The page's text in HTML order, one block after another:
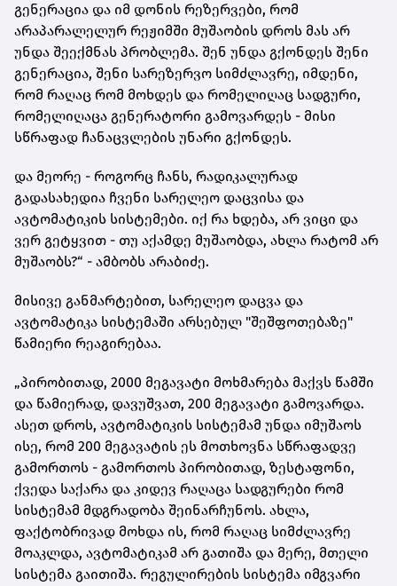
გენერაცია და იმ დონის რეზერვები, რომ
არაპარალელურ რეჟიმში მუშაობის დროს მას არ
უნდა შეექმნას პრობლემა. შენ უნდა გქონდეს შენი
გენერაცია, შენი სარეზერვო სიმძლავრე, იმდენი,
რომ რაღაც რომ მოხდეს და რომელიღაც სადგური,
რომელიღაცა გენერატორი გამოვარდეს - მისი
სწრაფად ჩანაცვლების უნარი გქონდეს.
და მეორე - როგორც ჩანს, რადიკალურად
გადასახედია ჩვენი სარელეო დაცვისა და
ავტომატიკის სისტემები. იქ რა ხდება, არ ვიცი და
ვერ გეტყვით - თუ აქამდე მუშაობდა, ახლა რატომ არ
მუშაობს?“ - ამბობს არაბიძე.
მისივე განმარტებით, სარელეო დაცვა და
ავტომატიკა სისტემაში არსებულ "შეშფოთებაზე"
წამიერი რეაგირებაა.
„პირობითად, 2000 მეგავატი მოხმარება მაქვს წამში
და წამიერად, დავუშვათ, 200 მეგავატი გამოვარდა.
ასეთ დროს, ავტომატიკის სისტემამ უნდა იმუშაოს
ისე, რომ 200 მეგავატის ეს მოთხოვნა სწრაფადვე
გამორთოს - გამორთოს პირობითად, ზესტაფონი,
ქვედა საქარა და კიდევ რაღაცა სადგურები რომ
სისტემამ მდგრადობა შეინარჩუნოს. ახლა,
ფაქტობრივად მოხდა ის, რომ რაღაც სიმძლავრე
მოაკლდა, ავტომატიკამ არ გათიშა და მერე, მთელი
სისტემა გაითიშა. რეგულირების სისტემა იმგვარი